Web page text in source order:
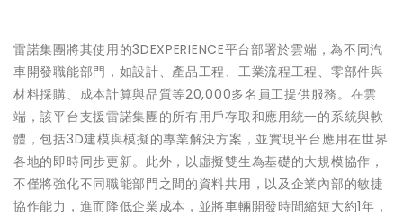
雷諾集團將其使用的3DEXPERIENCE平台部署於雲端，為不同汽
車開發職能部門，如設計、產品工程、工業流程工程、零部件與
材料採購、成本計算與品質等20,000多名員工提供服務。在雲
端，該平台支援雷諾集團的所有用戶存取和應用統一的系統與軟
體，包括3D建模與模擬的專業解決方案，並實現平台應用在世界
各地的即時同步更新。此外，以虛擬雙生為基礎的大規模協作，
不僅將強化不同職能部門之間的資料共用，以及企業內部的敏捷
協作能力，進而降低企業成本，並將車輛開發時間縮短大約1年，